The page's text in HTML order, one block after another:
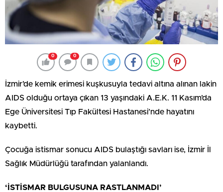
0 0
İzmir’de kemik erimesi kuşkusuyla tedavi altına alınan lakin
AIDS olduğu ortaya çıkan 13 yaşındaki A.E.K. 11 Kasım’da
Ege Üniversitesi Tıp Fakültesi Hastanesi’nde hayatını
kaybetti.
Çocuğa istismar sonucu AIDS bulaştığı savları ise, İzmir İl
Sağlık Müdürlüğü tarafından yalanlandı.
‘İSTİSMAR BULGUSUNA RASTLANMADI’